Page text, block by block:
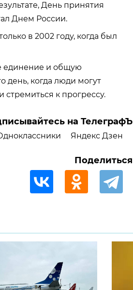
День принятия
Днем России.
в 2002 году, когда был
единение и общую
день, когда люди могут
стремиться к прогрессу.
на ТелеграфЪ
Яндекс Дзен
Поделиться